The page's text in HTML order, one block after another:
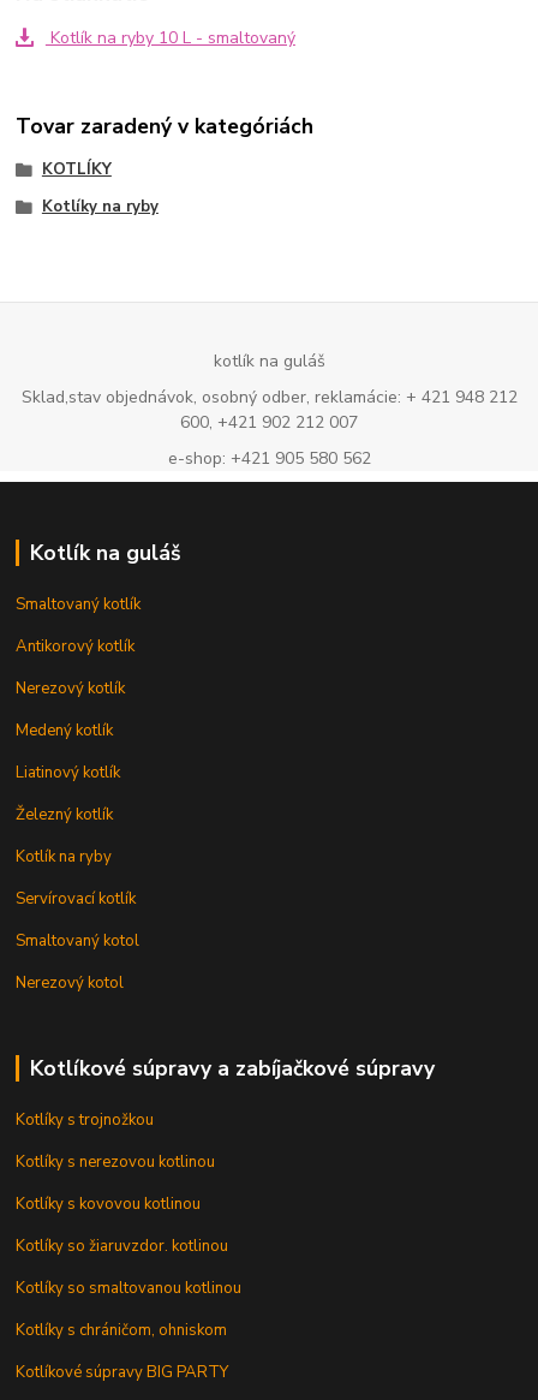
Kotlík na ryby 10 L - smaltovaný
Tovar zaradený v kategóriách
KOTLÍKY
Kotlíky na ryby
kotlík na guláš
Sklad,stav objednávok, osobný odber, reklamácie: + 421 948 212
600, +421 902 212 007
e-shop: +421 905 580 562
Kotlík na guláš
Smaltovaný kotlík
Antikorový kotlík
Nerezový kotlík
Medený kotlík
Liatinový kotlík
Železný kotlík
Kotlík na ryby
Servírovací kotlík
Smaltovaný kotol
Nerezový kotol
Kotlíkové súpravy a zabíjačkové súpravy
Kotlíky s trojnožkou
Kotlíky s nerezovou kotlinou
Kotlíky s kovovou kotlinou
Kotlíky so žiaruvzdor. kotlinou
Kotlíky so smaltovanou kotlinou
Kotlíky s chráničom, ohniskom
Kotlíkové súpravy BIG PARTY